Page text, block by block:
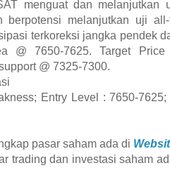
menguat dan melanjutkan
berpotensi melanjutkan uji
terkoreksi jangka pendek
@ 7650-7625. Target
@ 7325-7300.
Entry Level : 7650-
pasar saham ada di
trading dan investasi saham